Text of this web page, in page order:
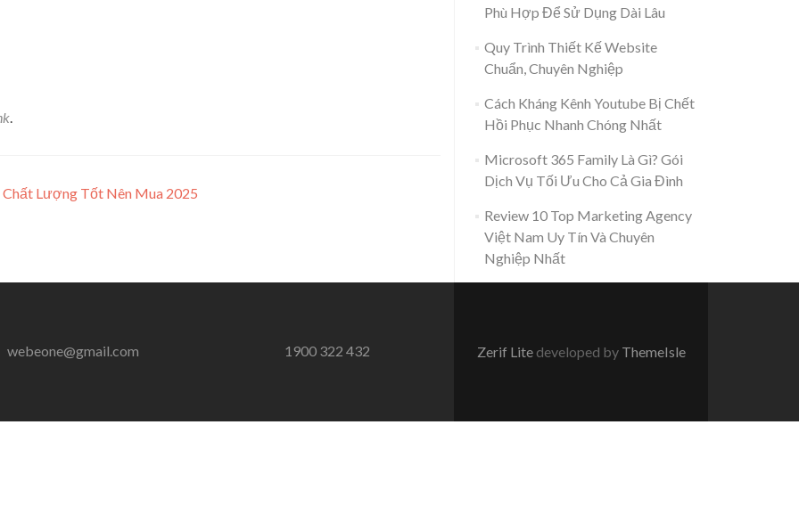
.
Lượng Tốt Nên Mua 2025
Phù Hợp Để Sử Dụng Dài Lâu
Quy Trình Thiết Kế Website
Chuẩn, Chuyên Nghiệp
Cách Kháng Kênh Youtube Bị Chết
Hồi Phục Nhanh Chóng Nhất
Microsoft 365 Family Là Gì? Gói
Dịch Vụ Tối Ưu Cho Cả Gia Đình
Review 10 Top Marketing Agency
Việt Nam Uy Tín Và Chuyên
Nghiệp Nhất
webeone@gmail.com 1900 322 432 Zerif Lite developed by ThemeIsle